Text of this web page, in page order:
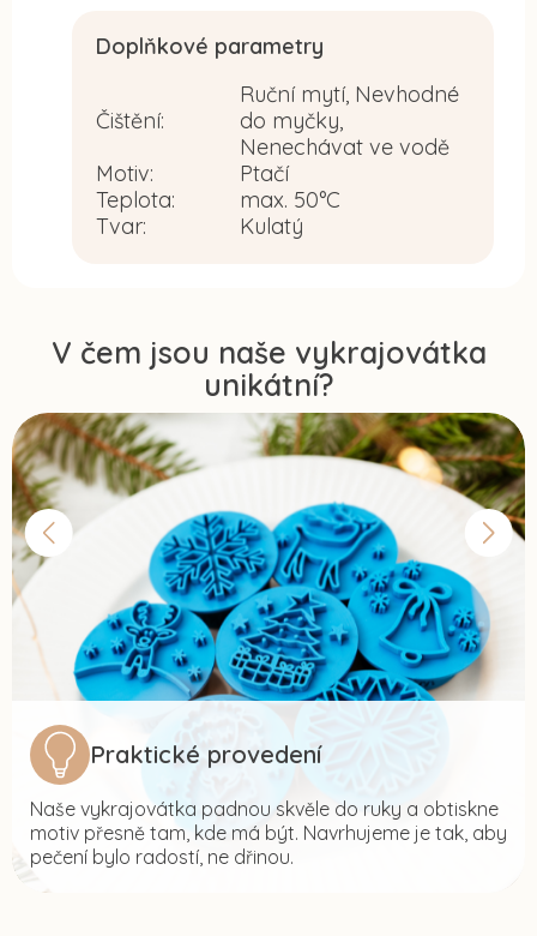
V čem jsou naše vykrajovátka
unikátní?
Praktické provedení
Naše vykrajovátka padnou skvěle do ruky a obtiskne
motiv přesně tam, kde má být. Navrhujeme je tak, aby
pečení bylo radostí, ne dřinou.
Doplňkové parametry
Čištění:
Ruční mytí, Nevhodné
do myčky,
Nenechávat ve vodě
Motiv:
Ptačí
Teplota:
max. 50°C
Tvar: Kulatý